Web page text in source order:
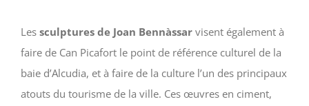
Les sculptures de Joan Bennàssar visent également à
faire de Can Picafort le point de référence culturel de la
baie d’Alcudia, et à faire de la culture l’un des principaux
atouts du tourisme de la ville. Ces œuvres en ciment,